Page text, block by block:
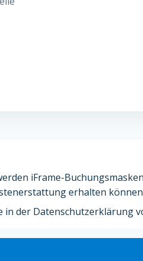
iFrame-
erhalten
in der Datenschutzerklärung